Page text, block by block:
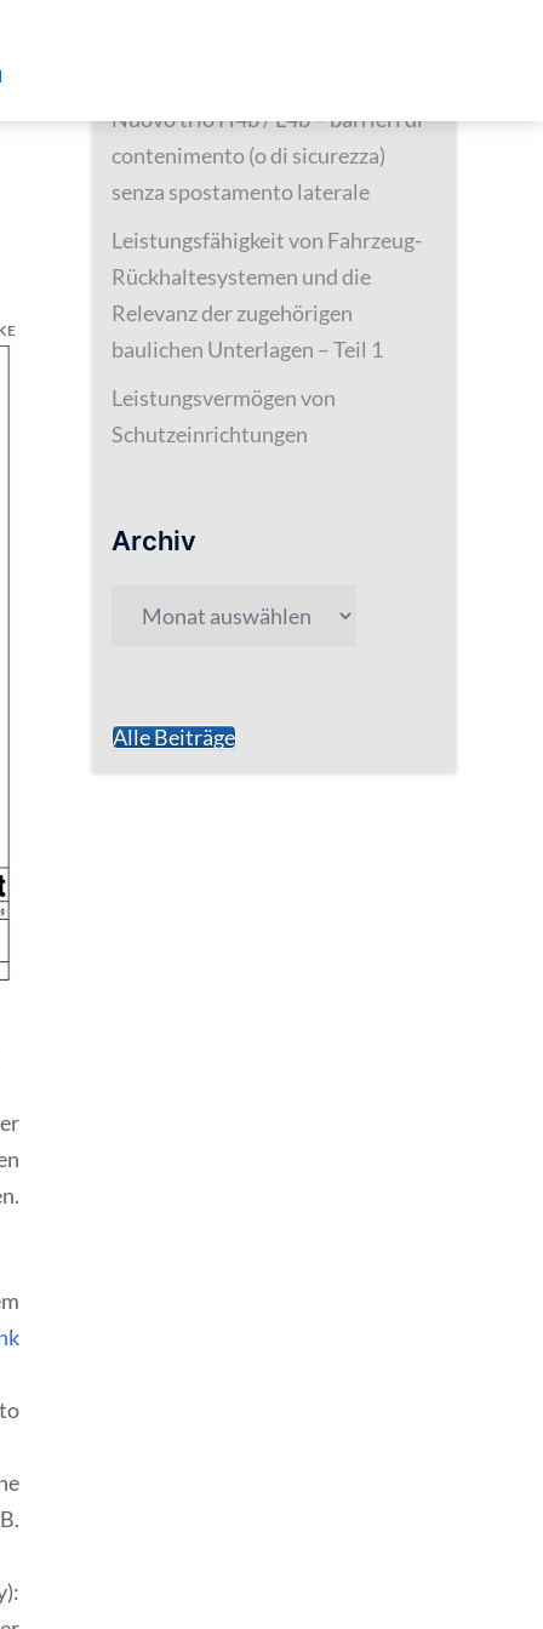
Nuovo trio H4b / L4b – barrieri di
contenimento (o di sicurezza)
senza spostamento laterale
Leistungsfähigkeit von Fahrzeug-
Rückhaltesystemen und die
Relevanz der zugehörigen
baulichen Unterlagen – Teil 1
Leistungsvermögen von
Schutzeinrichtungen
Archiv
Archiv
Alle Beiträge